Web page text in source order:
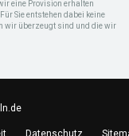
eine Provision erhalten
Sie entstehen dabei keine
wir überzeugt sind und die wir
Datenschutz